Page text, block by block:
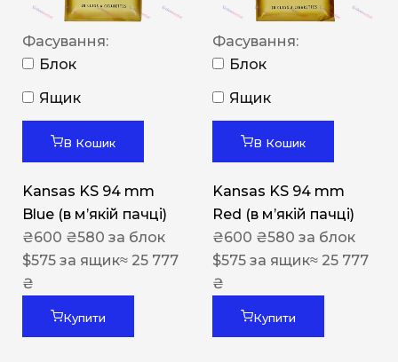
Фасування:
Блок
Ящик
В Кошик
Kansas KS 94 mm
Blue (в мʼякій пачці)
₴600 ₴580 за блок
$575 за ящик≈ 25 777
₴
Купити
Фасування:
Блок
Ящик
В Кошик
Kansas KS 94 mm
Red (в мʼякій пачці)
₴600 ₴580 за блок
$575 за ящик≈ 25 777
₴
Купити